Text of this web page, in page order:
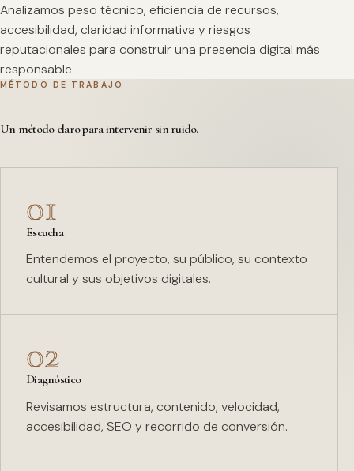
Analizamos peso técnico, eficiencia de recursos,
accesibilidad, claridad informativa y riesgos
reputacionales para construir una presencia digital más
responsable.
MÉTODO DE TRABAJO
Un método claro para intervenir sin ruido.
01
Escucha
Entendemos el proyecto, su público, su contexto
cultural y sus objetivos digitales.
02
Diagnóstico
Revisamos estructura, contenido, velocidad,
accesibilidad, SEO y recorrido de conversión.